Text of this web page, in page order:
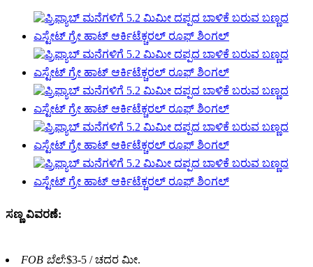
ಸಣ್ಣ ವಿವರಣೆ:
FOB ಬೆಲೆ:$3-5 / ಚದರ ಮೀ.